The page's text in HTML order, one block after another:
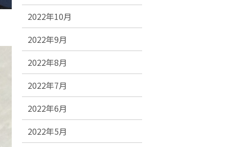
2022年10月
2022年9月
2022年8月
2022年7月
2022年6月
2022年5月